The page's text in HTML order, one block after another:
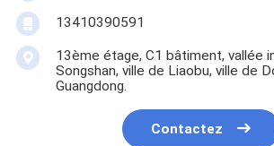
13410390591
13ème étage, C1 bâtiment, vallée
Songshan, ville de Liaobu, ville de
Guangdong.
Contactez